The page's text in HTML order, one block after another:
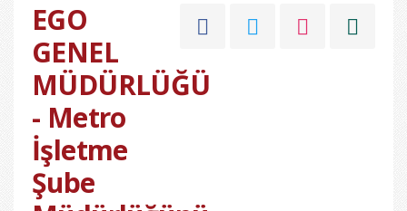
EGO
GENEL
MÜDÜRLÜĞÜ
- Metro
İşletme
Şube